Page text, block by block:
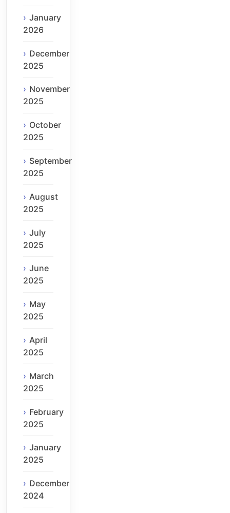
January
2026
December
2025
November
2025
October
2025
September
2025
August
2025
July
2025
June
2025
May
2025
April
2025
March
2025
February
2025
January
2025
December
2024